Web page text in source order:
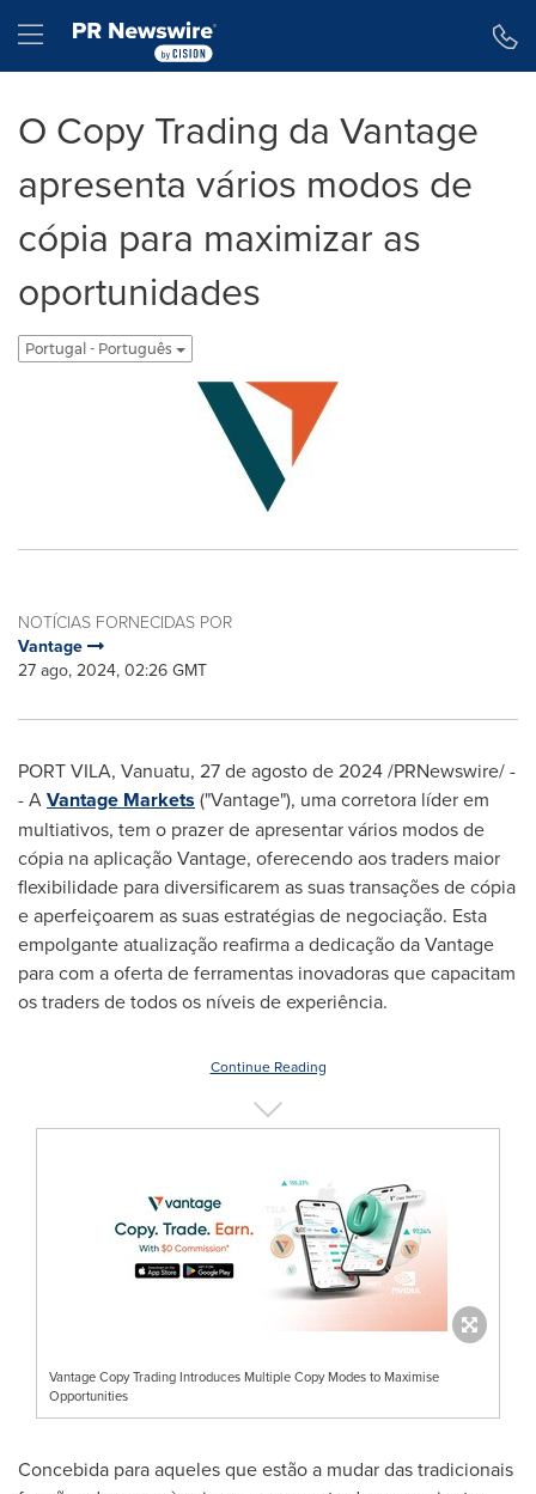
Hamburger menu
O Copy Trading da Vantage
apresenta vários modos de
cópia para maximizar as
oportunidades
Portugal - Português
NOTÍCIAS FORNECIDAS POR
Vantage
27 ago, 2024, 02:26 GMT
PORT VILA, Vanuatu, 27 de agosto de 2024/PRNewswire/ -
-AVantage Markets ("Vantage"), uma corretora líder em
multiativos, tem o prazer de apresentar vários modos de
cópia na aplicação Vantage, oferecendo aos traders maior
flexibilidade para diversificarem as suas transações de cópia
e aperfeiçoarem as suas estratégias de negociação. Esta
empolgante atualização reafirma a dedicação da Vantage
para com a oferta de ferramentas inovadoras que capacitam
os traders de todos os níveis de experiência.
Continue Reading
Vantage Copy Trading Introduces Multiple Copy Modes to Maximise
Opportunities
Concebida para aqueles que estão a mudar das tradicionais